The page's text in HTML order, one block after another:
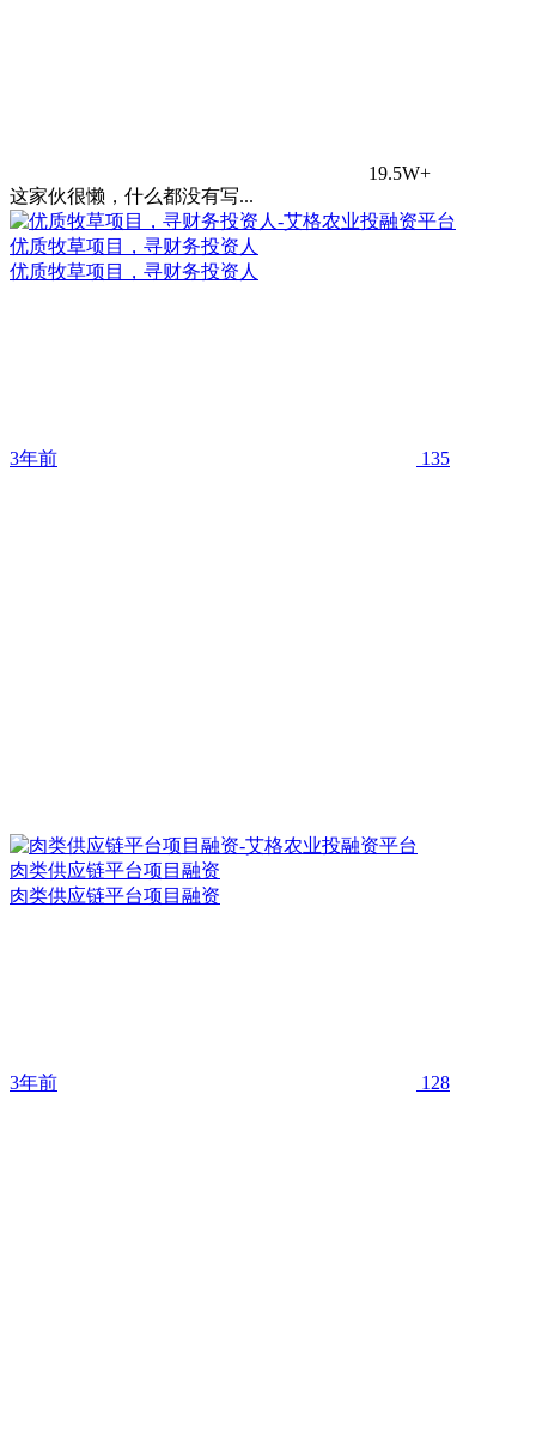
19.5W+
这家伙很懒，什么都没有写...
优质牧草项目，寻财务投资人
优质牧草项目，寻财务投资人
3年前 135
肉类供应链平台项目融资
肉类供应链平台项目融资
3年前 128